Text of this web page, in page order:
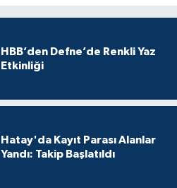
HBB’den Defne’de Renkli Yaz
Etkinliği
Hatay'da Kayıt Parası Alanlar
Yandı: Takip Başlatıldı